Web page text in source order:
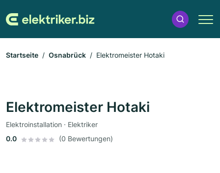
Startseite Osnabrück Elektromeister Hotaki
Elektromeister Hotaki
Elektroinstallation · Elektriker
0.0
(0 Bewertungen)